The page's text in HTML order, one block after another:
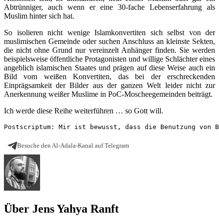
Abtrünniger, auch wenn er eine 30-fache Lebenserfahrung als
Muslim hinter sich hat.
So isolieren nicht wenige Islamkonvertiten sich selbst von der
muslimischen Gemeinde oder suchen Anschluss an kleinste Sekten,
die nicht ohne Grund nur vereinzelt Anhänger finden. Sie werden
beispielsweise öffentliche Protagonisten und willige Schlächter eines
angeblich islamischen Staates und prägen auf diese Weise auch ein
Bild vom weißen Konvertiten, das bei der erschreckenden
Einprägsamkeit der Bilder aus der ganzen Welt leider nicht zur
Anerkennung weißer Muslime in PoC-Moscheegemeinden beiträgt.
Ich werde diese Reihe weiterführen … so Gott will.
Postscriptum: Mir ist bewusst, dass die Benutzung von
Besuche den Al-Adala-Kanal auf Telegram
Über Jens Yahya Ranft